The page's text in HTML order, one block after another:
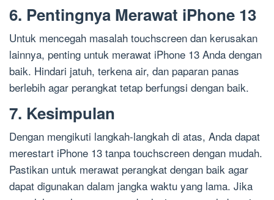
6. Pentingnya Merawat iPhone 13
Untuk mencegah masalah touchscreen dan kerusakan
lainnya, penting untuk merawat iPhone 13 Anda dengan
baik. Hindari jatuh, terkena air, dan paparan panas
berlebih agar perangkat tetap berfungsi dengan baik.
7. Kesimpulan
Dengan mengikuti langkah-langkah di atas, Anda dapat
merestart iPhone 13 tanpa touchscreen dengan mudah.
Pastikan untuk merawat perangkat dengan baik agar
dapat digunakan dalam jangka waktu yang lama. Jika